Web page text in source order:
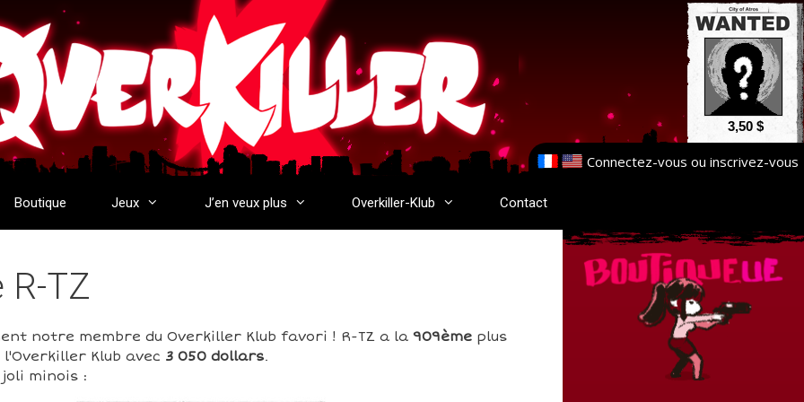
3,50 $
Connectez-vous ou inscrivez-vous
Boutique Jeux J’en veux plus Overkiller-Klub Contact
R-TZ
notre membre du Overkiller Klub favori ! R-TZ a la 909èmeplus
Klub avec 3 050 dollars.
minois :